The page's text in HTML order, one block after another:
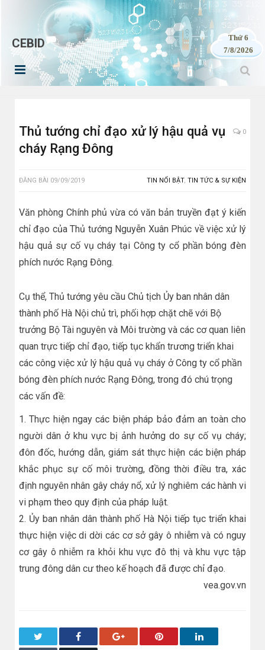
CEBID
Thứ 6
7/8/2026
Thủ tướng chỉ đạo xử lý hậu quả vụ
cháy Rạng Đông
0
ĐĂNG BÀI 09/09/2019 TIN NỔI BẬT, TIN TỨC & SỰ KIỆN
Văn phòng Chính phủ vừa có văn bản truyền đạt ý kiến
chỉ đạo của Thủ tướng Nguyễn Xuân Phúc về việc xử lý
hậu quả sự cố vụ cháy tại Công ty cổ phần bóng đèn
phích nước Rạng Đông.
​Cụ thể, Thủ tướng yêu cầu Chủ tịch Ủy ban nhân dân
thành phố Hà Nội chủ trì, phối hợp chặt chẽ với Bộ
trưởng Bộ Tài nguyên và Môi trường và các cơ quan liên
quan trực tiếp chỉ đạo, tiếp tục khẩn trương triển khai
các công việc xử lý hậu quả vụ cháy ở Công ty cổ phần
bóng đèn phích nước Rạng Đông, trong đó chú trọng
các vấn đề:
1. Thực hiện ngay các biện pháp bảo đảm an toàn cho
người dân ở khu vực bị ảnh hưởng do sự cố vụ cháy;
đôn đốc, hướng dẫn, giám sát thực hiện các biện pháp
khắc phục sự cố môi trường, đồng thời điều tra, xác
định nguyên nhân gây cháy nổ, xử lý nghiêm các hành vi
vi phạm theo quy định của pháp luật.
2. Ủy ban nhân dân thành phố Hà Nội tiếp tục triển khai
thực hiện việc di dời các cơ sở gây ô nhiễm và có nguy
cơ gây ô nhiễm ra khỏi khu vực đô thị và khu vực tập
trung đông dân cư theo kế hoạch đã được chỉ đạo.
vea.gov.vn
Facebook Google+ Pinterest LinkedIn